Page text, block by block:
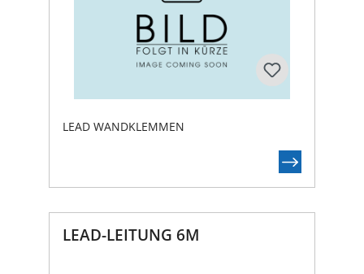
LEAD WANDKLEMMEN
LEAD-LEITUNG 6M